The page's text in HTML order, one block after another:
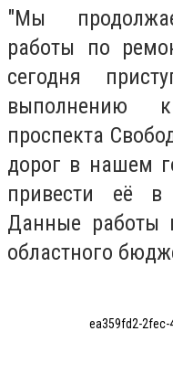
"Мы
работы по
сегодня
выполнению
проспекта
дорог в нашем
привести её в
Данные работы
областного
ea359fd2-2fec-